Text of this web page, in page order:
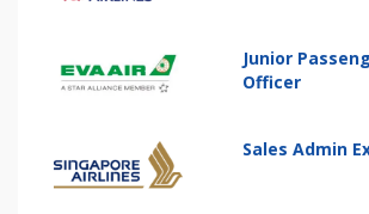
Junior
Officer
Sales Admin